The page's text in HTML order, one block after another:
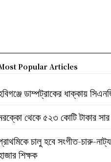
Popular Articles
ডাম্পট্রাকের ধাক্কায়
থেকে ৫২৩ কোটি টাকার সার
চালু হবে সংগীত-চারু-
শিক্ষক